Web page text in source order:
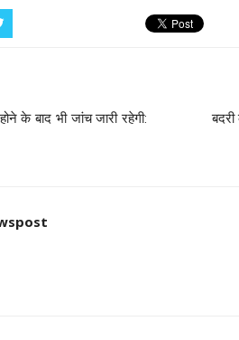
के बाद भी जांच जारी रहेगी: